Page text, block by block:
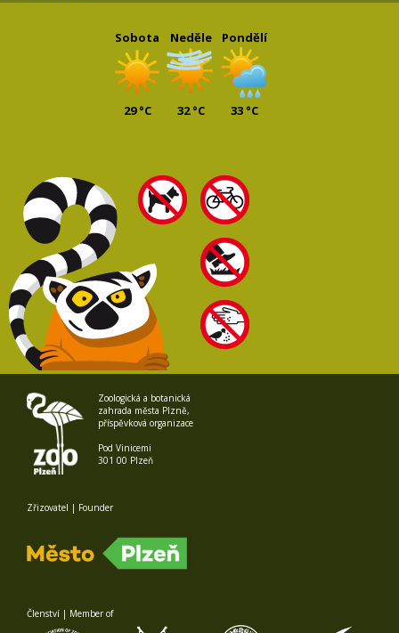
Sobota
29 °C
Neděle
32 °C
Pondělí
33 °C
Zoologická a botanická
zahrada města Plzně,
příspěvková organizace
Pod Vinicemi
301 00 Plzeň
Zřizovatel | Founder
Členství | Member of